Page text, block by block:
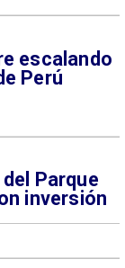
escalando
Perú
Parque
inversión